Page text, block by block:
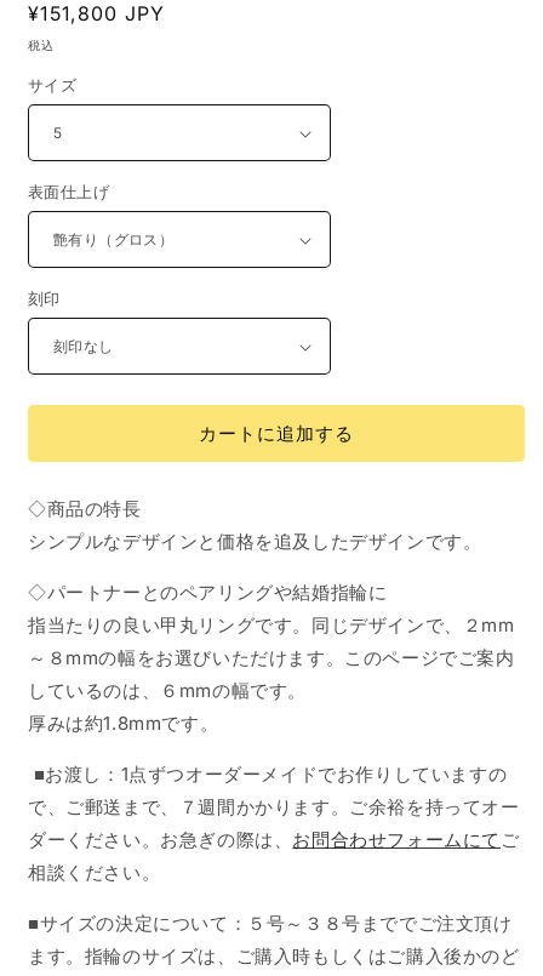
ィ
ア
(1)
を
開
通
常
格
¥151,800 JPY
税込
サイズ
表面仕上げ
刻印
カートに追加する
◇商品の特長
シンプルなデザインと価格を追及したデザインです。
◇パートナーとのペアリングや結婚指輪に
指当たりの良い甲丸リングです。同じデザインで、２mm
～８mmの幅をお選びいただけます。このページでご案内
しているのは、６mmの幅です。
厚みは約1.8mmです。
■お渡し： 1点ずつオーダーメイドでお作りしていますの
で、ご郵送まで、７週間かかります。ご余裕を持ってオー
ダーください。お急ぎの際は、 お問合わせフォームにて ご
相談ください。
■サイズの決定について：５号～３８号まででご注文頂け
ます。指輪のサイズは、ご購入時もしくはご購入後かのど